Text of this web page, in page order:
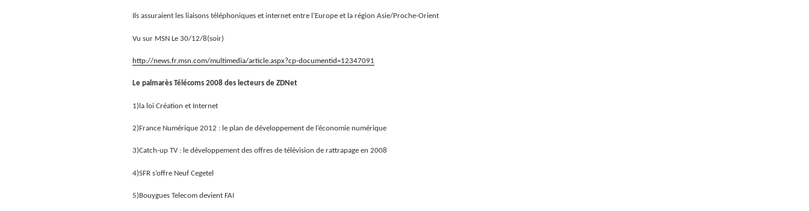
Ils assuraient les liaisons téléphoniques et internet entre l’Europe et la région Asie/Proche-Orient
Vu sur MSN Le 30/12/8(soir)
http://news.fr.msn.com/multimedia/article.aspx?cp-documentid=12347091
Le palmarès Télécoms 2008 des lecteurs de ZDNet
1)la loi Création et Internet
2)France Numérique 2012 : le plan de développement de l’économie numérique
3)Catch-up TV : le développement des offres de télévision de rattrapage en 2008
4)SFR s’offre Neuf Cegetel
5)Bouygues Telecom devient FAI